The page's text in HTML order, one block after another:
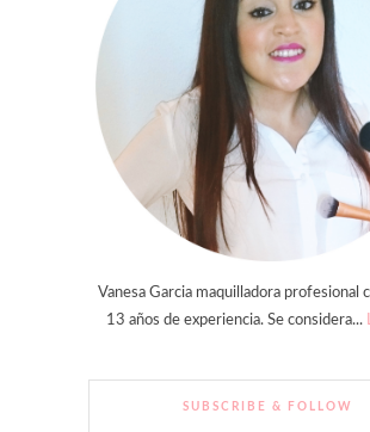
Vanesa Garcia maquilladora profesional
13 años de experiencia. Se considera...
SUBSCRIBE & FOLLOW